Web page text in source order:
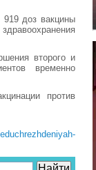
919 доз вакцины
второго и
временно
против